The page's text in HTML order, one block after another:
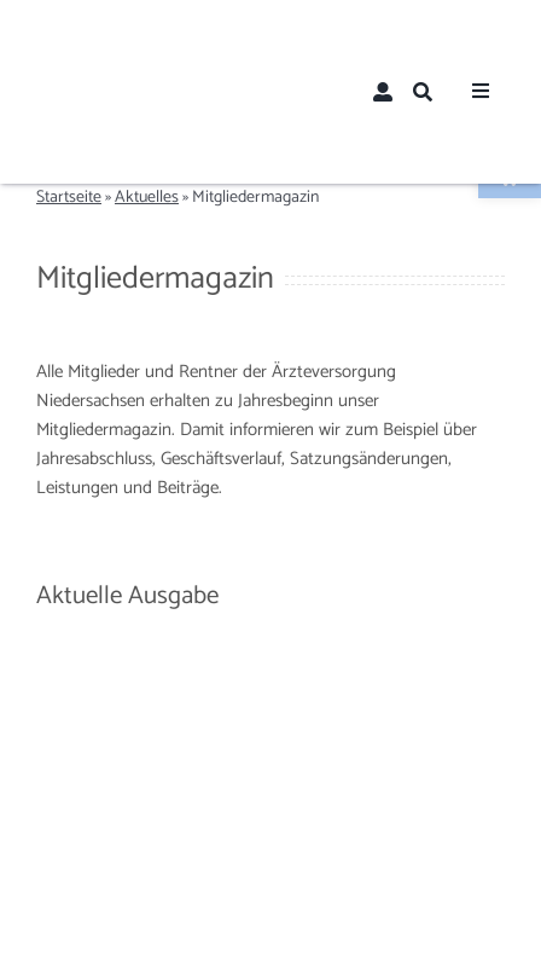
Toggle
Startseite»Aktuelles»Mitgliedermagazin
Mitgliedermagazin
Alle Mitglieder und Rentner der Ärzteversorgung
Niedersachsen erhalten zu Jahresbeginn unser
Mitgliedermagazin. Damit informieren wir zum Beispiel über
Jahresabschluss, Geschäftsverlauf, Satzungsänderungen,
Leistungen und Beiträge.
Aktuelle Ausgabe